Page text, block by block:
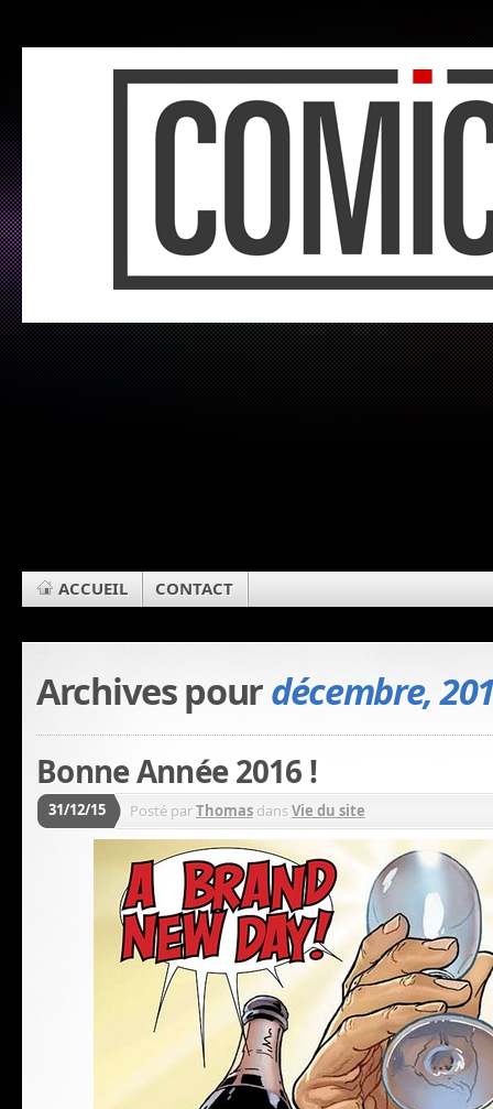
ACCUEIL CONTACT
Archives pourdécembre,
Bonne Année 2016 !
31/12/15 Posté parThomas dansVie du site